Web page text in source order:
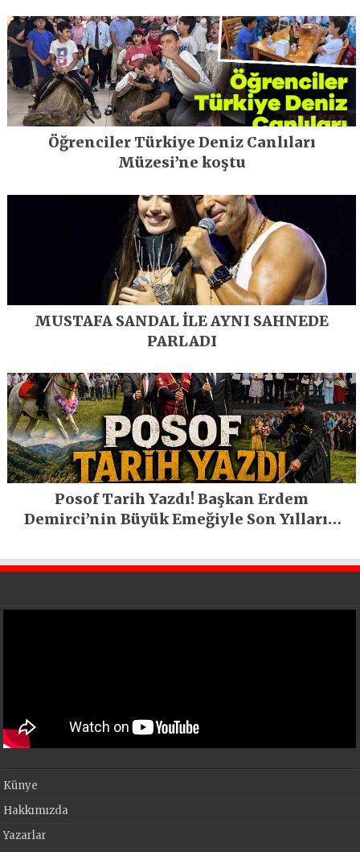
Öğrenciler Türkiye Deniz Canlıları
Müzesi’ne koştu
MUSTAFA SANDAL İLE AYNI SAHNEDE
PARLADI
Posof Tarih Yazdı! Başkan Erdem
Demirci’nin Büyük Emeğiyle Son Yılların
Künye
Hakkımızda
Yazarlar